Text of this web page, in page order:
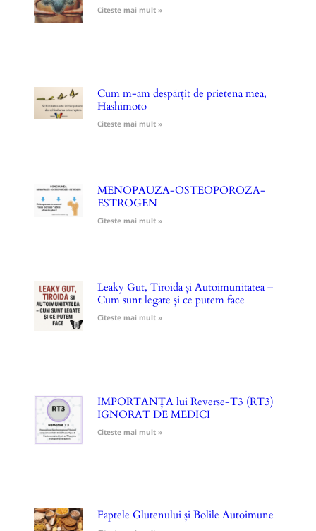
Citeste mai mult »
Cum m-am despărțit de prietena mea,
Hashimoto
Citeste mai mult »
MENOPAUZA-OSTEOPOROZA-
ESTROGEN
Citeste mai mult »
Leaky Gut, Tiroida și Autoimunitatea –
Cum sunt legate și ce putem face
Citeste mai mult »
IMPORTANȚA lui Reverse-T3 (RT3)
IGNORAT DE MEDICI
Citeste mai mult »
Faptele Glutenului și Bolile Autoimune